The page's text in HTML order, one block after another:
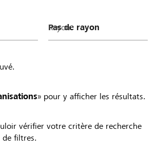
Rayon
» pour y afficher les résultats.
vérifier votre critère de recherche
filtres.